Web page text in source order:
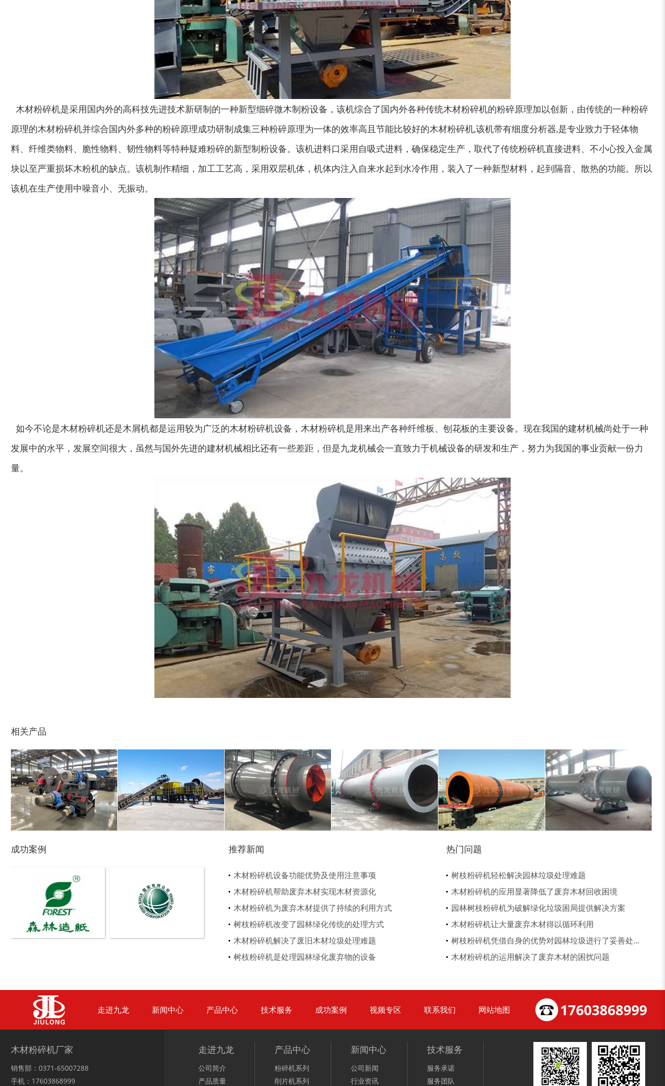
木材粉碎机是采用国内外的高科技先进技术新研制的一种新型细碎微木制粉设备，该机综合了国内外各种传统木材粉碎机的粉碎原理加以创新，由传统的一种粉碎
原理的木材粉碎机并综合国内外多种的粉碎原理成功研制成集三种粉碎原理为一体的效率高且节能比较好的木材粉碎机,该机带有细度分析器,是专业致力于轻体物
料、纤维类物料、脆性物料、韧性物料等特种疑难粉碎的新型制粉设备。该机进料口采用自吸式进料，确保稳定生产，取代了传统粉碎机直接进料、不小心投入金属
块以至严重损坏木粉机的缺点。该机制作精细，加工工艺高，采用双层机体，机体内注入自来水起到水冷作用，装入了一种新型材料，起到隔音、散热的功能。所以
该机在生产使用中噪音小、无振动。
如今不论是木材粉碎机还是木屑机都是运用较为广泛的木材粉碎机设备，木材粉碎机是用来出产各种纤维板、刨花板的主要设备。现在我国的建材机械尚处于一种
发展中的水平，发展空间很大，虽然与国外先进的建材机械相比还有一些差距，但是九龙机械会一直致力于机械设备的研发和生产，努力为我国的事业贡献一份力
量。
相关产品
木材切片机 大型木材粉碎机 圆盘破碎机 综合破碎机 大型稻草捆撕碎机... 金属撕碎机
大型树枝粉碎机 大型秸秆粉碎机 废旧轮胎胶粉设备... 锯末粉碎机
双轴撕碎机 树枝粉碎机 稻草破碎机 切枝机
RDF燃料生产设备 生活垃圾处理设备...
模板破碎机 装修垃圾处理设备...
建筑垃圾处理设备... 金属压块破碎机 塑料粉碎机 小型撕碎机
废旧汽车破碎机 摩托车破碎机 自行车破碎机 稻草揉丝机
秸秆青贮粉碎机
鼓式削片机 稻草粉碎机 气流烘干机 转筒烘干机 锯末烘干机 秸秆烘干机
玉米芯烘干机 牧草烘干机 猪粪烘干机 鸡粪烘干机 树皮烘干机 除尘器
木材切片机 圆盘破碎机 综合破碎机 大型稻草捆撕碎机... 金属撕碎机
成功案例 推荐新闻
木材粉碎机设备功能优势及使用注意事项
木材粉碎机帮助废弃木材实现木材资源化
木材粉碎机为废弃木材提供了持续的利用方式
树枝粉碎机改变了园林绿化传统的处理方式
木材粉碎机解决了废旧木材垃圾处理难题
树枝粉碎机是处理园林绿化废弃物的设备
热门问题
树枝粉碎机轻松解决园林垃圾处理难题
木材粉碎机的应用显著降低了废弃木材回收困境
园林树枝粉碎机为破解绿化垃圾困局提供解决方案
木材粉碎机让大量废弃木材得以循环利用
树枝粉碎机凭借自身的优势对园林垃圾进行了妥善处...
木材粉碎机的运用解决了废弃木材的困扰问题
走进九龙 新闻中心 产品中心 技术服务 成功案例 视频专区 联系我们 网站地图 17603868999
木材粉碎机厂家
销售部：0371-65007288
手机：17603868999
走进九龙
公司简介
产品质量
产品中心
粉碎机系列
削片机系列
新闻中心
公司新闻
行业资讯
技术服务
服务承诺
服务团队